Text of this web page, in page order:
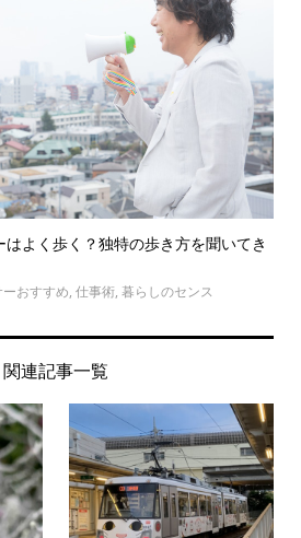
よく歩く？独特の歩き方を聞いてき
おすすめ, 仕事術, 暮らしのセンス
関連記事一覧